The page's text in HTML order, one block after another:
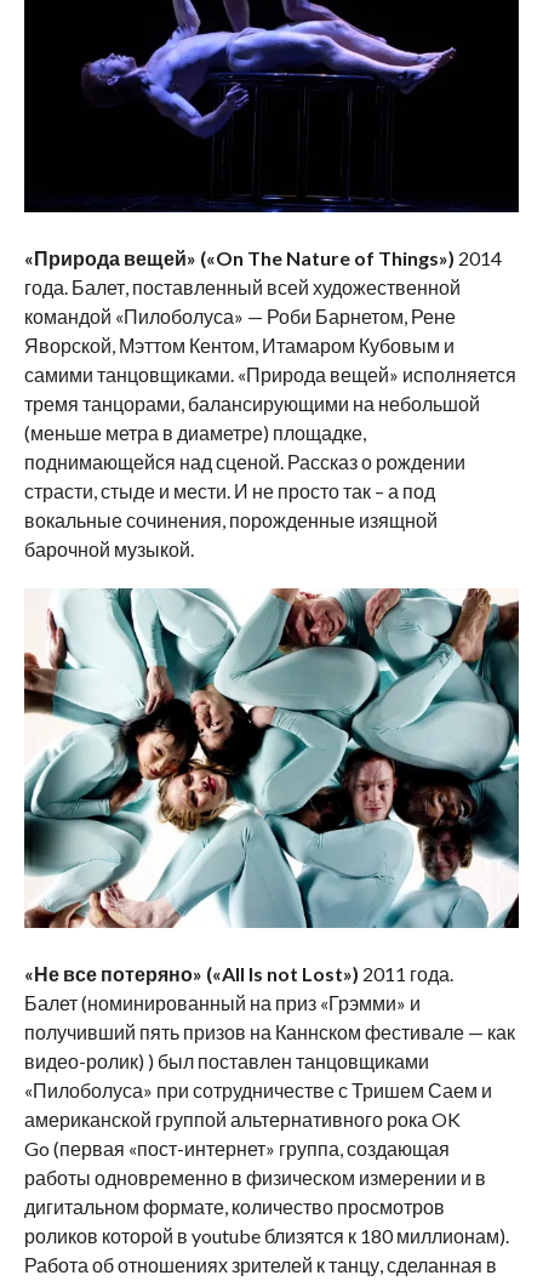
«Природа вещей» («On The Nature of Things») 2014
года. Балет, поставленный всей художественной
командой «Пилоболуса» — Роби Барнетом, Рене
Яворской, Мэттом Кентом, Итамаром Кубовым и
самими танцовщиками. «Природа вещей» исполняется
тремя танцорами, балансирующими на небольшой
(меньше метра в диаметре) площадке,
поднимающейся над сценой. Рассказ о рождении
страсти, стыде и мести. И не просто так – а под
вокальные сочинения, порожденные изящной
барочной музыкой.
«Не все потеряно» («All Is not Lost») 2011 года.
Балет (номинированный на приз «Грэмми» и
получивший пять призов на Каннском фестивале — как
видео-ролик) ) был поставлен танцовщиками
«Пилоболуса» при сотрудничестве с Тришем Саем и
американской группой альтернативного рока OK
Go (первая «пост-интернет» группа, создающая
работы одновременно в физическом измерении и в
дигитальном формате, количество просмотров
роликов которой в youtubeблизятся к 180 миллионам).
Работа об отношениях зрителей к танцу, сделанная в